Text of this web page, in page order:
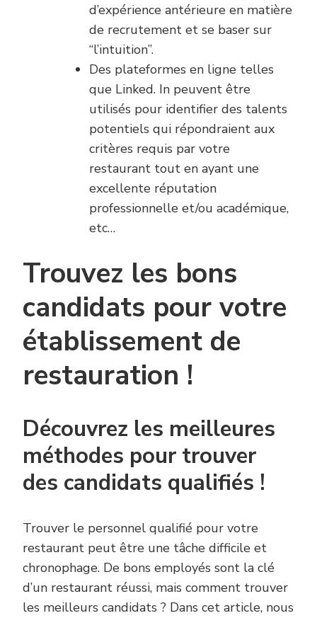
d’expérience antérieure en matière
de recrutement et se baser sur
“l’intuition”.
Des plateformes en ligne telles
que Linked. In peuvent être
utilisés pour identifier des talents
potentiels qui répondraient aux
critères requis par votre
restaurant tout en ayant une
excellente réputation
professionnelle et/ou académique,
etc…
Trouvez les bons
candidats pour votre
établissement de
restauration !
Découvrez les meilleures
méthodes pour trouver
des candidats qualifiés !
Trouver le personnel qualifié pour votre
restaurant peut être une tâche difficile et
chronophage. De bons employés sont la clé
d’un restaurant réussi, mais comment trouver
les meilleurs candidats ? Dans cet article, nous